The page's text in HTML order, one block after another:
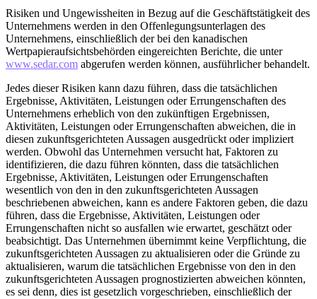
Risiken und Ungewissheiten in Bezug auf die Geschäftstätigkeit des
Unternehmens werden in den Offenlegungsunterlagen des
Unternehmens, einschließlich der bei den kanadischen
Wertpapieraufsichtsbehörden eingereichten Berichte, die unter
www.sedar.com abgerufen werden können, ausführlicher behandelt.
Jedes dieser Risiken kann dazu führen, dass die tatsächlichen
Ergebnisse, Aktivitäten, Leistungen oder Errungenschaften des
Unternehmens erheblich von den zukünftigen Ergebnissen,
Aktivitäten, Leistungen oder Errungenschaften abweichen, die in
diesen zukunftsgerichteten Aussagen ausgedrückt oder impliziert
werden. Obwohl das Unternehmen versucht hat, Faktoren zu
identifizieren, die dazu führen könnten, dass die tatsächlichen
Ergebnisse, Aktivitäten, Leistungen oder Errungenschaften
wesentlich von den in den zukunftsgerichteten Aussagen
beschriebenen abweichen, kann es andere Faktoren geben, die dazu
führen, dass die Ergebnisse, Aktivitäten, Leistungen oder
Errungenschaften nicht so ausfallen wie erwartet, geschätzt oder
beabsichtigt. Das Unternehmen übernimmt keine Verpflichtung, die
zukunftsgerichteten Aussagen zu aktualisieren oder die Gründe zu
aktualisieren, warum die tatsächlichen Ergebnisse von den in den
zukunftsgerichteten Aussagen prognostizierten abweichen könnten,
es sei denn, dies ist gesetzlich vorgeschrieben, einschließlich der